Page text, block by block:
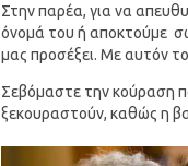
Στην παρέα, για να
όνομά του ή αποκτούμε
μας προσέξει. Με αυτόν
Σεβόμαστε την κούραση
ξεκουραστούν, καθώς η